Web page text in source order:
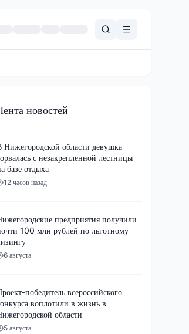
новостей
Нижегородской области девушка
с незакреплённой лестницы
базе отдыха
12 часов назад
предприятия получили
100 млн рублей по льготному
6 августа
победитель всероссийского
воплотили в жизнь в
области
5 августа